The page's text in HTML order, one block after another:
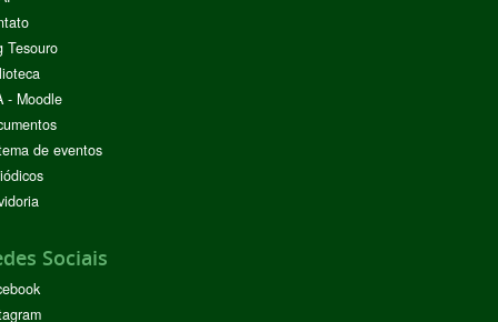
Tesouro
- Moodle
de eventos
Sociais